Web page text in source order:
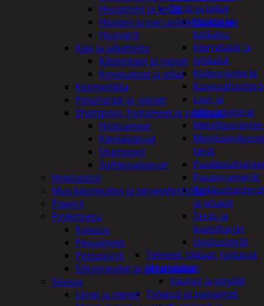
Terät ja laikat
Hionta ja
katkaisu
Kierretapit ja
työkalut
Kiviporanterät
Kuviosahanterä
Lasi- ja
tiiliporanterät
terät
Puuporanterät
ja istukat
Teräs ja
kuppiharjat
Upotusterät
Telineet, tikkaat, työtasot
ja tarvikkeet
Vaunut ja pöydät
Työasut ja suojaimet
Hiuspinnit ja lenkit
Hiusten ja parranleikkuukoneet
Hiusvärit
Käsi ja jalkahoito
Käsivoiteet ja rasvat
Kynsisakset ja viilat
Kosmetiikka
Pesuharjat ja -sienet
Shampoot, hoitaineet ja saippuat
Hoitoaineet
Käsisaippuat
Shampoot
Suihkusaippuat
Hyvinvointi
Muu kauneuden ja terveydenhoito
Paperit
Pyykinpesu
Kuivaus
Pesuaineet
Pesupussit
Silitysraudat ja silityslaudat
Siivous
Liinat ja sienet